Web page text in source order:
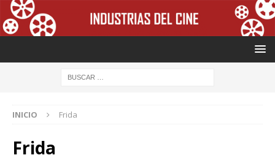
INICIO Frida
Frida